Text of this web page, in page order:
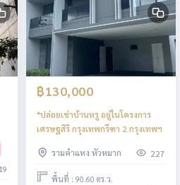
฿130,000
*ปล่อยเช่าบ้านหรู อยู่ในโครงการ
เศรษฐสิริ กรุงเทพกรีฑา 2 กรุงเทพฯ
รามคำแหง หัวหมาก 227
พื้นที่ : 90.60 ตร.ว.